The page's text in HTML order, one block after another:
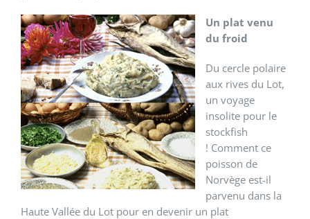
Un plat venu
du froid
Du cercle polaire
aux rives du Lot,
un voyage
insolite pour le
stockfish
! Comment ce
poisson de
Norvège est-il
parvenu dans la
Haute Vallée du Lot pour en devenir un plat